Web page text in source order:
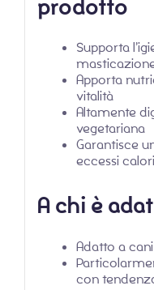
prodotto
Supporta
Apporta
vitalità
Altamente
vegetariana
Garantisce
eccessi
A chi è
Adatto a
con